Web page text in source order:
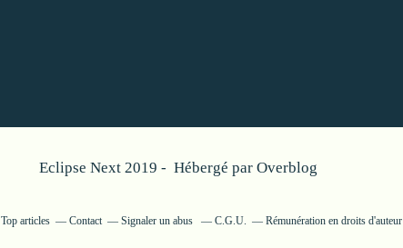
Eclipse Next 2019 - Hébergé par Overblog
Top articles Contact Signaler un abus C.G.U. Rémunération en droits d'auteur